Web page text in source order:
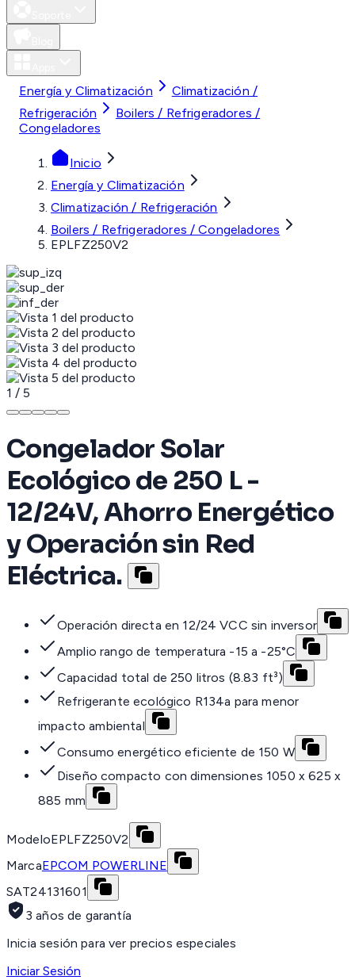
Energía y Climatización
Climatización /
Refrigeración
Boilers / Refrigeradores /
Congeladores
Inicio
Energía y Climatización
Climatización / Refrigeración
Boilers / Refrigeradores / Congeladores
EPLFZ250V2
1 / 5
Congelador Solar
Ecológico de 250 L -
12/24V, Ahorro Energético
y Operación sin Red
Eléctrica.
Operación directa en 12/24 VCC sin inversor
Amplio rango de temperatura -15 a -25°C
Capacidad total de 250 litros (8.83 ft³)
Refrigerante ecológico R134a para menor
impacto ambiental
Consumo energético eficiente de 150 W
Diseño compacto con dimensiones 1050 x 625 x
885 mm
ModeloEPLFZ250V2
MarcaEPCOM POWERLINE
SAT24131601
3 años de garantía
Inicia sesión para ver precios especiales
Iniciar Sesión